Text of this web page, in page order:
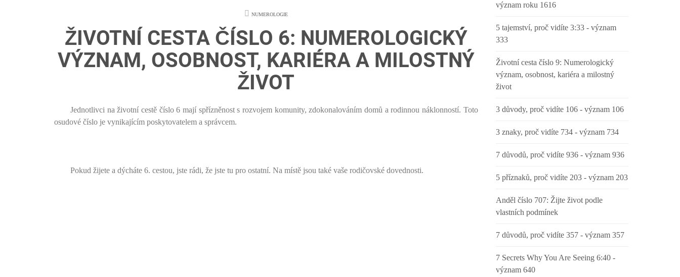
NUMEROLOGIE
ŽIVOTNÍ CESTA ČÍSLO 6: NUMEROLOGICKÝ
VÝZNAM, OSOBNOST, KARIÉRA A MILOSTNÝ
ŽIVOT
Jednotlivci na životní cestě číslo 6 mají spřízněnost s rozvojem komunity, zdokonalováním domů a rodinnou náklonností. Toto
osudové číslo je vynikajícím poskytovatelem a správcem.
Pokud žijete a dýcháte 6. cestou, jste rádi, že jste tu pro ostatní. Na místě jsou také vaše rodičovské dovednosti.
význam roku 1616
5 tajemství, proč vidíte 3:33 - význam
333
Životní cesta číslo 9: Numerologický
význam, osobnost, kariéra a milostný
život
3 důvody, proč vidíte 106 - význam 106
3 znaky, proč vidíte 734 - význam 734
7 důvodů, proč vidíte 936 - význam 936
5 příznaků, proč vidíte 203 - význam 203
Anděl číslo 707: Žijte život podle
vlastních podmínek
7 důvodů, proč vidíte 357 - význam 357
7 Secrets Why You Are Seeing 6:40 -
význam 640